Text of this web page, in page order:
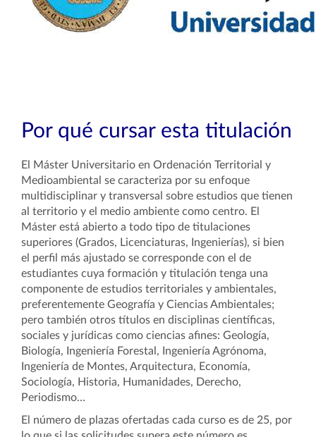
Por qué cursar esta titulación
El Máster Universitario en Ordenación Territorial y
Medioambiental se caracteriza por su enfoque
multidisciplinar y transversal sobre estudios que tienen
al territorio y el medio ambiente como centro. El
Máster está abierto a todo tipo de titulaciones
superiores (Grados, Licenciaturas, Ingenierías), si bien
el perfil más ajustado se corresponde con el de
estudiantes cuya formación y titulación tenga una
componente de estudios territoriales y ambientales,
preferentemente Geografía y Ciencias Ambientales;
pero también otros títulos en disciplinas científicas,
sociales y jurídicas como ciencias afines: Geología,
Biología, Ingeniería Forestal, Ingeniería Agrónoma,
Ingeniería de Montes, Arquitectura, Economía,
Sociología, Historia, Humanidades, Derecho,
Periodismo…
El número de plazas ofertadas cada curso es de 25, por